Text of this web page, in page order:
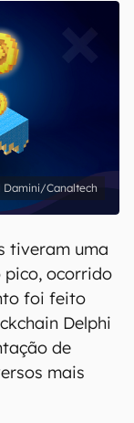
Damini/Canaltech
tiveram uma
pico, ocorrido
foi feito
Delphi
de
mais